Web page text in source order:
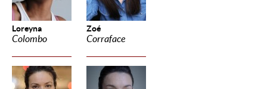
Loreyna
Colombo
Zoé
Corraface